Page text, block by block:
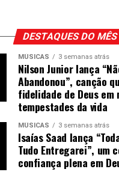
DESTAQUES DO MÊS
MÚSICAS 3 semanas atrás
Nilson Junior lança
Abandonou”, canção
fidelidade de Deus em
tempestades da vida
MÚSICAS 3 semanas atrás
Isaías Saad lança
Tudo Entregarei”, um
confiança plena em